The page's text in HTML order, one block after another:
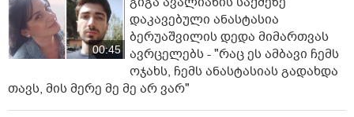
00:45
დაკავებული ანასტასია
ბერუაშვილის დედა მიმართვას
ავრცელებს - "რაც ეს ამბავი ჩემს
ოჯახს, ჩემს ანასტასიას გადახდა
თავს, მის მერე მე მე არ ვარ"